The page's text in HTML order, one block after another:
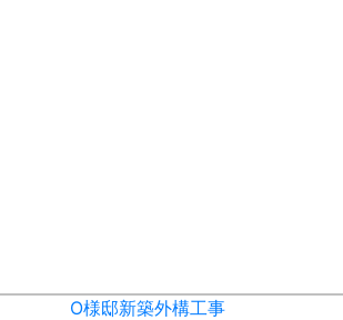
O様邸新築外構工事